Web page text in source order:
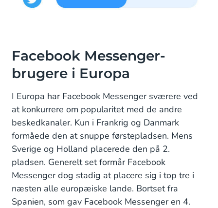
Facebook Messenger-
brugere i Europa
I Europa har Facebook Messenger sværere ved
at konkurrere om popularitet med de andre
beskedkanaler. Kun i Frankrig og Danmark
formåede den at snuppe førstepladsen. Mens
Sverige og Holland placerede den på 2.
pladsen. Generelt set formår Facebook
Messenger dog stadig at placere sig i top tre i
næsten alle europæiske lande. Bortset fra
Spanien, som gav Facebook Messenger en 4.